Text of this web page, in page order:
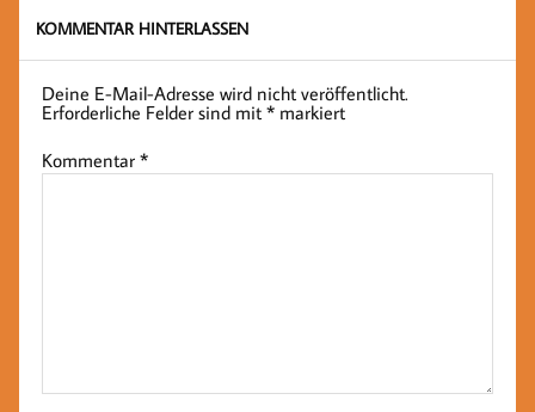
KOMMENTAR HINTERLASSEN
Deine E-Mail-Adresse wird nicht veröffentlicht.
Erforderliche Felder sind mit* markiert
Kommentar*